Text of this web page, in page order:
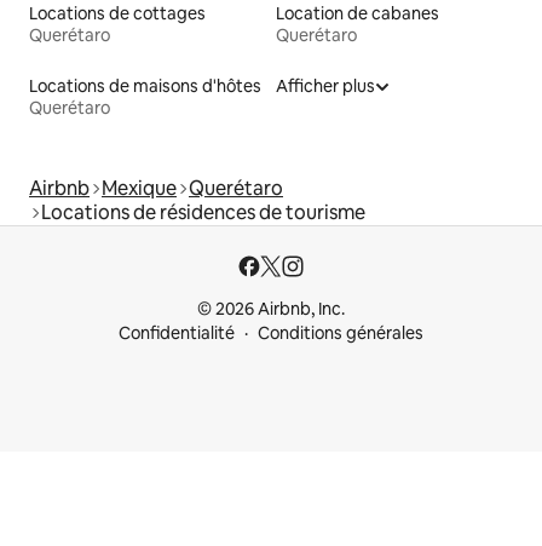
Locations de cottages
Querétaro
Location de cabanes
Querétaro
Locations de maisons d'hôtes
Querétaro
Afficher plus
Airbnb Mexique Querétaro
Locations de résidences de tourisme
© 2026 Airbnb, Inc.
Confidentialité
Conditions générales